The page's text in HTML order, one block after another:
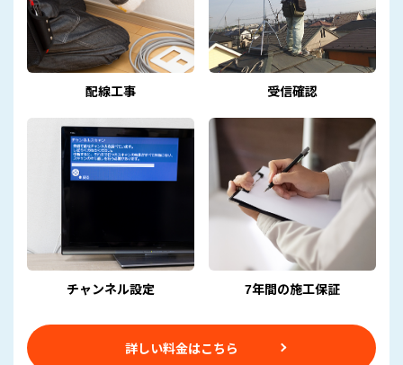
配線工事 受信確認
チャンネル設定 7年間の施工保証
詳しい料金はこちら